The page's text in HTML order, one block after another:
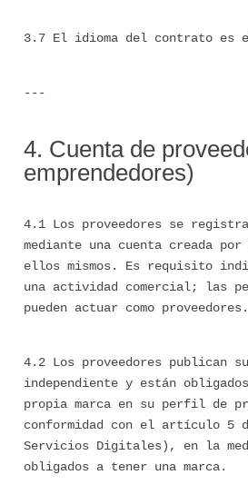
3.7 El idioma del contrato es
---
4. Cuenta de
emprendedores)
4.1 Los proveedores se
mediante una cuenta creada
ellos mismos. Es requisito
una actividad comercial; las
pueden actuar como proveedores.
4.2 Los proveedores publican
independiente y están
propia marca en su perfil de
conformidad con el artículo 5
Servicios Digitales), en la
obligados a tener una marca.